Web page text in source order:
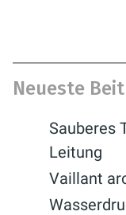
Neueste
Sauberes
Leitung
Vaillant